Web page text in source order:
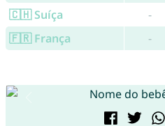
🇨🇭 Suíça
-
🇫🇷 França
-